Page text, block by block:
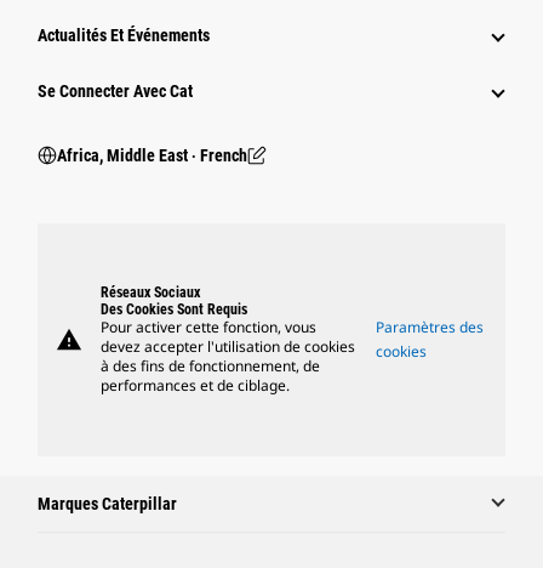
Actualités Et Événements
Se Connecter Avec Cat
Africa, Middle East ‧ French
warning
Réseaux Sociaux
Des Cookies Sont Requis
Pour activer cette fonction, vous
devez accepter l'utilisation de cookies
à des fins de fonctionnement, de
performances et de ciblage.
Paramètres des
cookies
Marques Caterpillar